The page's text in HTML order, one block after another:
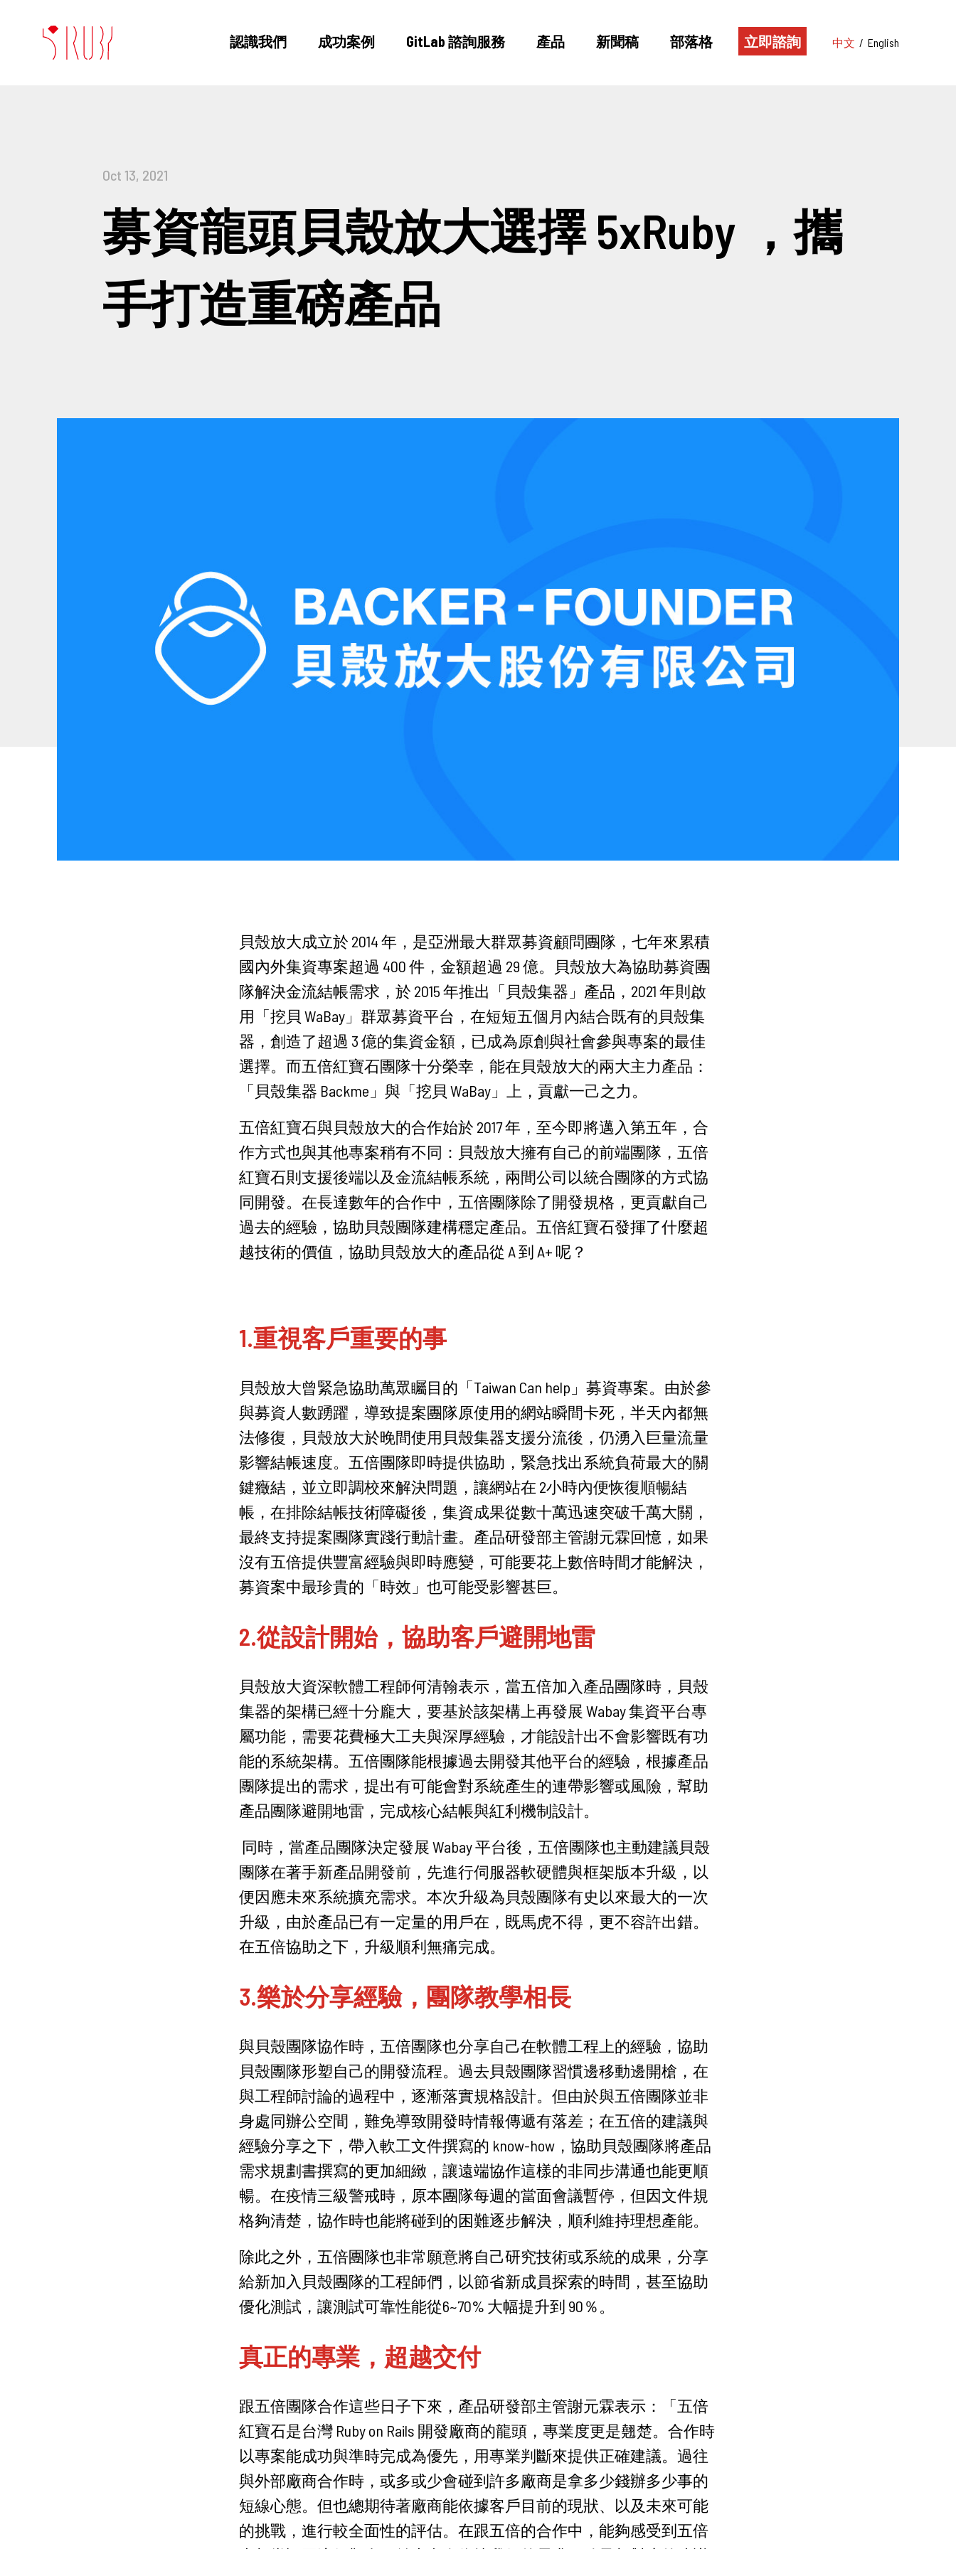
新聞稿
認識我們 成功案例 GitLab 諮詢服務 產品 新聞稿 部落格 立即諮詢 中文 / English
Oct 13, 2021
募資龍頭貝殼放大選擇 5xRuby ，攜
手打造重磅產品
貝殼放大成立於 2014 年，是亞洲最大群眾募資顧問團隊，七年來累積
國內外集資專案超過 400 件，金額超過 29 億。貝殼放大為協助募資團
隊解決金流結帳需求，於 2015 年推出「貝殼集器」產品，2021 年則啟
用「挖貝 WaBay」群眾募資平台，在短短五個月內結合既有的貝殼集
器，創造了超過 3 億的集資金額，已成為原創與社會參與專案的最佳
選擇。而五倍紅寶石團隊十分榮幸，能在貝殼放大的兩大主力產品：
「貝殼集器 Backme」與「挖貝 WaBay」上，貢獻一己之力。
五倍紅寶石與貝殼放大的合作始於 2017 年，至今即將邁入第五年，合
作方式也與其他專案稍有不同：貝殼放大擁有自己的前端團隊，五倍
紅寶石則支援後端以及金流結帳系統，兩間公司以統合團隊的方式協
同開發。在長達數年的合作中，五倍團隊除了開發規格，更貢獻自己
過去的經驗，協助貝殼團隊建構穩定產品。五倍紅寶石發揮了什麼超
越技術的價值，協助貝殼放大的產品從 A 到 A+ 呢？
1.重視客戶重要的事
貝殼放大曾緊急協助萬眾矚目的「Taiwan Can help」募資專案。由於參
與募資人數踴躍，導致提案團隊原使用的網站瞬間卡死，半天內都無
法修復，貝殼放大於晚間使用貝殼集器支援分流後，仍湧入巨量流量
影響結帳速度。五倍團隊即時提供協助，緊急找出系統負荷最大的關
鍵癥結，並立即調校來解決問題，讓網站在 2小時內便恢復順暢結
帳，在排除結帳技術障礙後，集資成果從數十萬迅速突破千萬大關，
最終支持提案團隊實踐行動計畫。產品研發部主管謝元霖回憶，如果
沒有五倍提供豐富經驗與即時應變，可能要花上數倍時間才能解決，
募資案中最珍貴的「時效」也可能受影響甚巨。
2.從設計開始，協助客戶避開地雷
貝殼放大資深軟體工程師何清翰表示，當五倍加入產品團隊時，貝殼
集器的架構已經十分龐大，要基於該架構上再發展 Wabay 集資平台專
屬功能，需要花費極大工夫與深厚經驗，才能設計出不會影響既有功
能的系統架構。五倍團隊能根據過去開發其他平台的經驗，根據產品
團隊提出的需求，提出有可能會對系統產生的連帶影響或風險，幫助
產品團隊避開地雷，完成核心結帳與紅利機制設計。
同時，當產品團隊決定發展 Wabay 平台後，五倍團隊也主動建議貝殼
團隊在著手新產品開發前，先進行伺服器軟硬體與框架版本升級，以
便因應未來系統擴充需求。本次升級為貝殼團隊有史以來最大的一次
升級，由於產品已有一定量的用戶在，既馬虎不得，更不容許出錯。
在五倍協助之下，升級順利無痛完成。
3.樂於分享經驗，團隊教學相長
與貝殼團隊協作時，五倍團隊也分享自己在軟體工程上的經驗，協助
貝殼團隊形塑自己的開發流程。過去貝殼團隊習慣邊移動邊開槍，在
與工程師討論的過程中，逐漸落實規格設計。但由於與五倍團隊並非
身處同辦公空間，難免導致開發時情報傳遞有落差；在五倍的建議與
經驗分享之下，帶入軟工文件撰寫的 know-how，協助貝殼團隊將產品
需求規劃書撰寫的更加細緻，讓遠端協作這樣的非同步溝通也能更順
暢。在疫情三級警戒時，原本團隊每週的當面會議暫停，但因文件規
格夠清楚，協作時也能將碰到的困難逐步解決，順利維持理想產能。
除此之外，五倍團隊也非常願意將自己研究技術或系統的成果，分享
給新加入貝殼團隊的工程師們，以節省新成員探索的時間，甚至協助
優化測試，讓測試可靠性能從6~70% 大幅提升到 90％。
真正的專業，超越交付
跟五倍團隊合作這些日子下來，產品研發部主管謝元霖表示：「五倍
紅寶石是台灣 Ruby on Rails 開發廠商的龍頭，專業度更是翹楚。合作時
以專案能成功與準時完成為優先，用專業判斷來提供正確建議。過往
與外部廠商合作時，或多或少會碰到許多廠商是拿多少錢辦多少事的
短線心態。但也總期待著廠商能依據客戶目前的現狀、以及未來可能
的挑戰，進行較全面性的評估。在跟五倍的合作中，能夠感受到五倍